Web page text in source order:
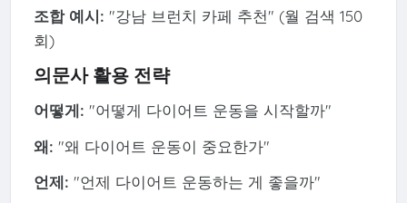
조합 예시: "강남 브런치 카페 추천" (월 검색 150
회)
의문사 활용 전략
어떻게: "어떻게 다이어트 운동을 시작할까"
왜: "왜 다이어트 운동이 중요한가"
언제: "언제 다이어트 운동하는 게 좋을까"